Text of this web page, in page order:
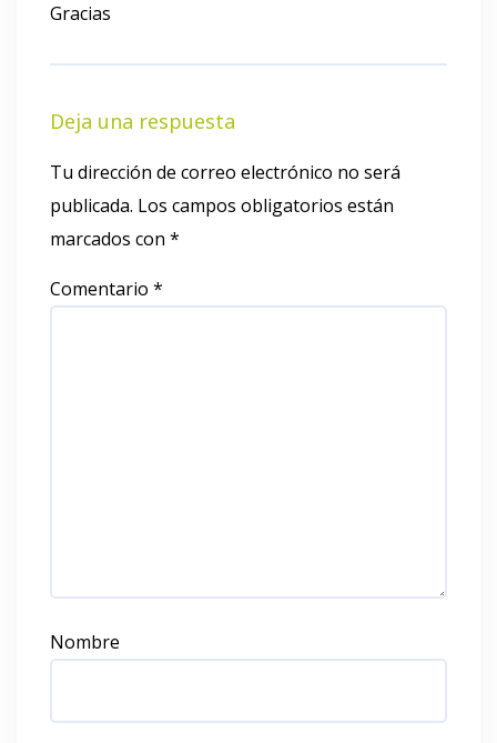
Gracias
Deja una respuesta
Tu dirección de correo electrónico no será
publicada. Los campos obligatorios están
marcados con *
Comentario *
Nombre